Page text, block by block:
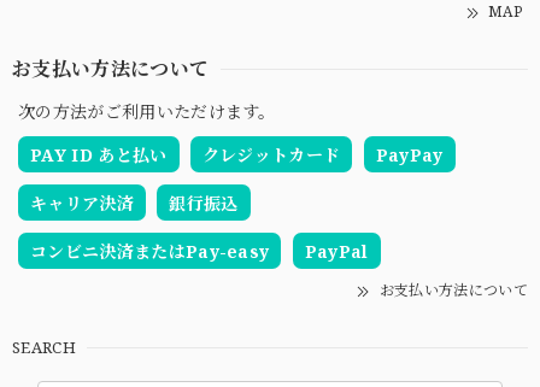
MAP
お支払い方法について
次の方法がご利用いただけます。
PAY ID あと払い
クレジットカード PayPay
キャリア決済 銀行振込
コンビニ決済またはPay-easy PayPal
お支払い方法について
SEARCH